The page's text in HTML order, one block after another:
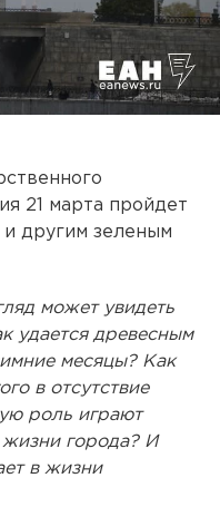
21 марта пройдет
и другим зеленым
может увидеть
удается древесным
месяцы? Как
в отсутствие
роль играют
города? И
в жизни